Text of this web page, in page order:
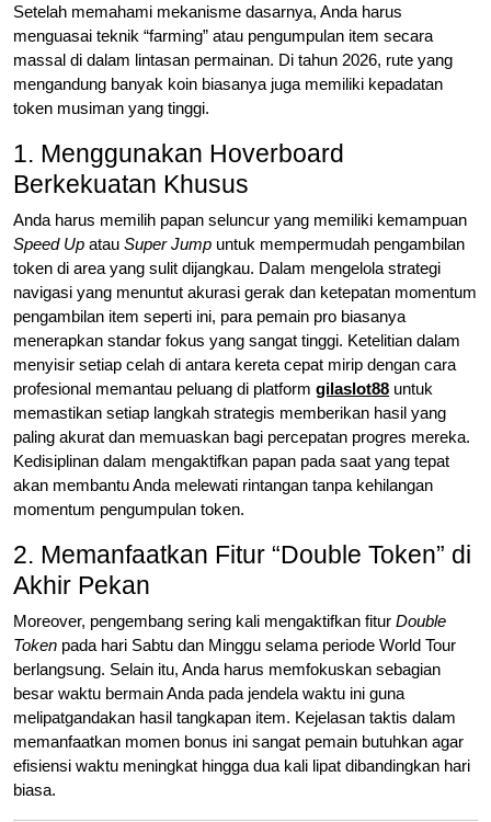
Setelah memahami mekanisme dasarnya, Anda harus
menguasai teknik “farming” atau pengumpulan item secara
massal di dalam lintasan permainan. Di tahun 2026, rute yang
mengandung banyak koin biasanya juga memiliki kepadatan
token musiman yang tinggi.
1. Menggunakan Hoverboard
Berkekuatan Khusus
Anda harus memilih papan seluncur yang memiliki kemampuan
Speed Up atau Super Jump untuk mempermudah pengambilan
token di area yang sulit dijangkau. Dalam mengelola strategi
navigasi yang menuntut akurasi gerak dan ketepatan momentum
pengambilan item seperti ini, para pemain pro biasanya
menerapkan standar fokus yang sangat tinggi. Ketelitian dalam
menyisir setiap celah di antara kereta cepat mirip dengan cara
profesional memantau peluang di platform gilaslot88 untuk
memastikan setiap langkah strategis memberikan hasil yang
paling akurat dan memuaskan bagi percepatan progres mereka.
Kedisiplinan dalam mengaktifkan papan pada saat yang tepat
akan membantu Anda melewati rintangan tanpa kehilangan
momentum pengumpulan token.
2. Memanfaatkan Fitur “Double Token” di
Akhir Pekan
Moreover, pengembang sering kali mengaktifkan fitur Double
Token pada hari Sabtu dan Minggu selama periode World Tour
berlangsung. Selain itu, Anda harus memfokuskan sebagian
besar waktu bermain Anda pada jendela waktu ini guna
melipatgandakan hasil tangkapan item. Kejelasan taktis dalam
memanfaatkan momen bonus ini sangat pemain butuhkan agar
efisiensi waktu meningkat hingga dua kali lipat dibandingkan hari
biasa.